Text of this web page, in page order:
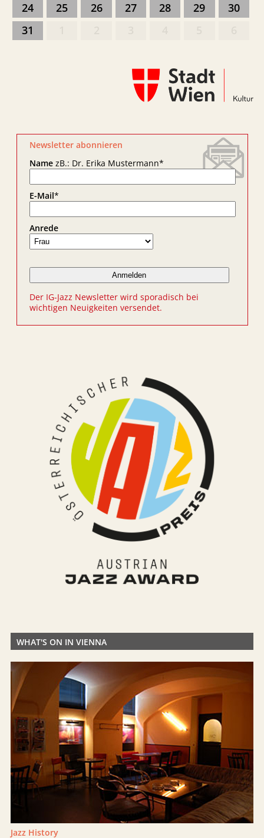
24
25 26 27 28 29
30
31
Newsletter abonnieren
NamezB.: Dr. Erika Mustermann*
E-Mail*
Anrede
Der IG-Jazz Newsletter wird sporadisch bei
wichtigen Neuigkeiten versendet.
WHAT'S ON IN VIENNA
Jazz History